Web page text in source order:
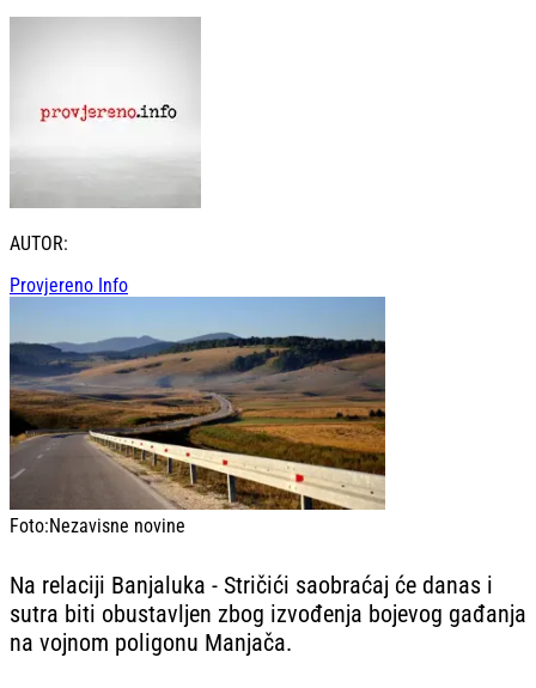
AUTOR:
Provjereno Info
Foto:Nezavisne novine
Na relaciji Banjaluka - Stričići saobraćaj će danas i
sutra biti obustavljen zbog izvođenja bojevog gađanja
na vojnom poligonu Manjača.